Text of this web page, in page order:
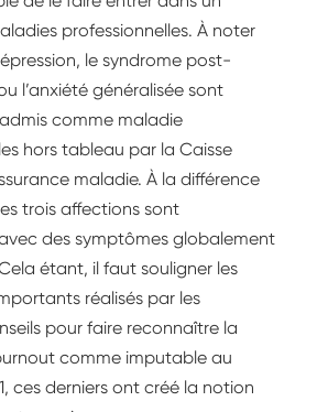
professionnelles. À noter
le syndrome post-
l’anxiété généralisée sont
comme maladie
hors tableau par la Caisse
maladie. À la différence
trois affections sont
des symptômes globalement
étant, il faut souligner les
réalisés par les
pour faire reconnaître la
comme imputable au
ces derniers ont créé la notion